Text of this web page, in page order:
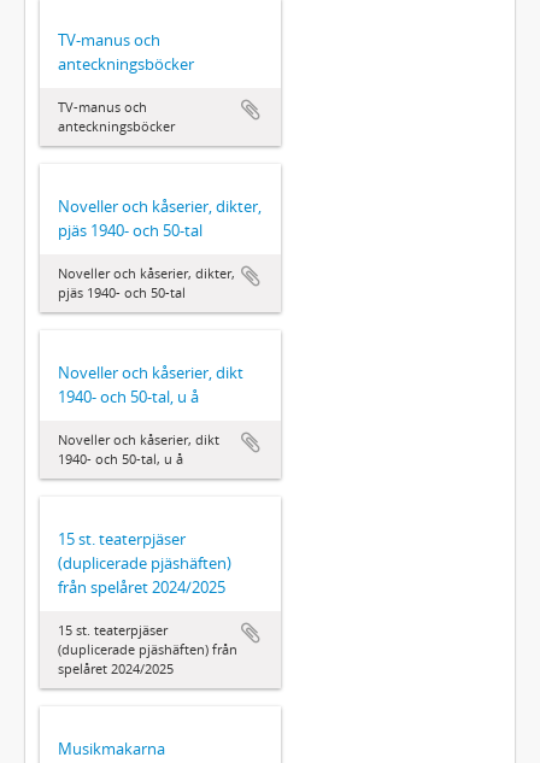
TV-manus och
anteckningsböcker
TV-manus och
anteckningsböcker
Noveller och kåserier, dikter,
pjäs 1940- och 50-tal
Noveller och kåserier, dikter,
pjäs 1940- och 50-tal
Noveller och kåserier, dikt
1940- och 50-tal, u å
Noveller och kåserier, dikt
1940- och 50-tal, u å
15 st. teaterpjäser
(duplicerade pjäshäften)
från spelåret 2024/2025
15 st. teaterpjäser
(duplicerade pjäshäften) från
spelåret 2024/2025
Musikmakarna